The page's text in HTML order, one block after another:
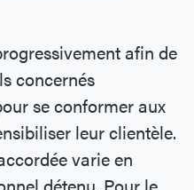
afin de
concernés
se conformer aux
leur clientèle.
varie en